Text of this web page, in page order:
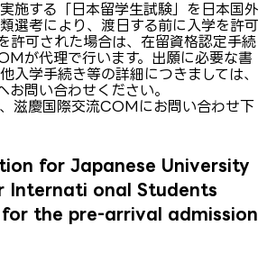
施する「日本留学生試験」を日本国外
選考により、渡日する前に入学を許可
許可された場合は、在留資格認定手続
が代理で行います。出願に必要な書
入学手続き等の詳細につきましては、
問い合わせください。
滋慶国際交流COMにお問い合わせ下
for Japanese University
Internati onal Students
for the pre-arrival admission